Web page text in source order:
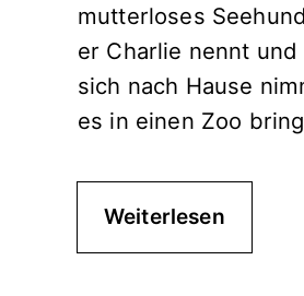
mutterloses
er Charlie nennt und
sich nach Hause
es in einen Zoo
Weiterlesen